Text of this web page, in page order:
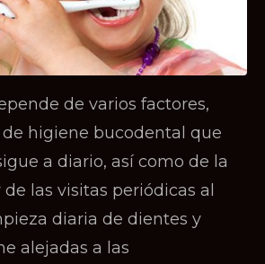
de varios factores,
higiene bucodental que
a diario, así como de la
las visitas periódicas al
diaria de dientes y
alejadas a las